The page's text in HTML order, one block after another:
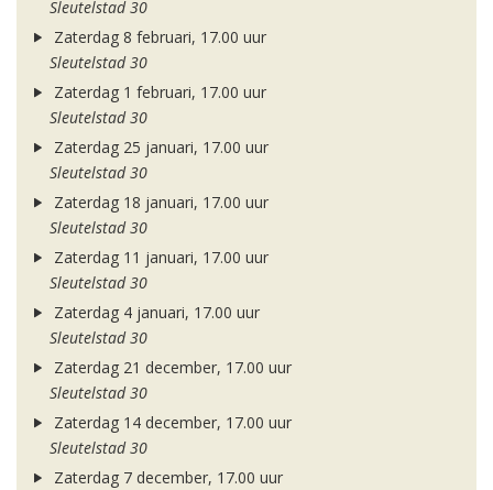
Sleutelstad 30
Zaterdag 8 februari, 17.00 uur
Sleutelstad 30
Zaterdag 1 februari, 17.00 uur
Sleutelstad 30
Zaterdag 25 januari, 17.00 uur
Sleutelstad 30
Zaterdag 18 januari, 17.00 uur
Sleutelstad 30
Zaterdag 11 januari, 17.00 uur
Sleutelstad 30
Zaterdag 4 januari, 17.00 uur
Sleutelstad 30
Zaterdag 21 december, 17.00 uur
Sleutelstad 30
Zaterdag 14 december, 17.00 uur
Sleutelstad 30
Zaterdag 7 december, 17.00 uur